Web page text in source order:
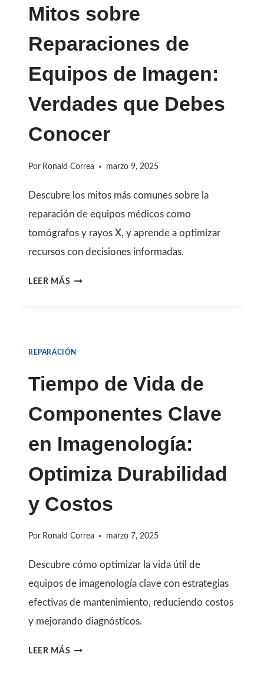
IMAGEN:
PARA
EVITAR
COSTOSAS
Mitos sobre
Reparaciones de
Equipos de Imagen:
Verdades que Debes
Conocer
Por Ronald Correa marzo 9, 2025
Descubre los mitos más comunes sobre la
reparación de equipos médicos como
tomógrafos y rayos X, y aprende a optimizar
recursos con decisiones informadas.
LEER MÁSMITOS
EQUIPOS
IMAGEN:
VERDADES
DEBES
CONOCER
REPARACIÓN
Tiempo de Vida de
Componentes Clave
en Imagenología:
Optimiza Durabilidad
y Costos
Por Ronald Correa marzo 7, 2025
Descubre cómo optimizar la vida útil de
equipos de imagenología clave con estrategias
efectivas de mantenimiento, reduciendo costos
y mejorando diagnósticos.
LEER MÁSTIEMPO